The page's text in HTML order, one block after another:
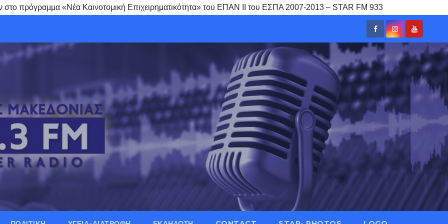
πρόγραμμα «Νέα Καινοτομική Επιχειρηματικότητα» του ΕΠΑΝ ΙΙ του ΕΣΠΑ 2007-2013 – STAR FM 933